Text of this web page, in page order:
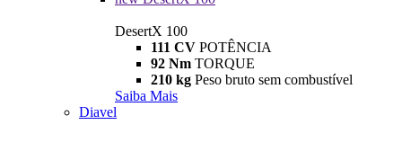
DesertX 100
111 CV POTÊNCIA
92 Nm TORQUE
210 kg Peso bruto sem combustível
Saiba Mais
Diavel